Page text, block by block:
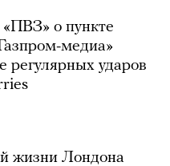
о пункте
медиа»
регулярных ударов
жизни Лондона